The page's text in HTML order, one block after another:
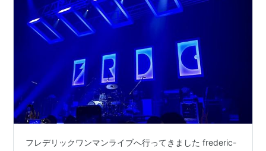
フレデリックワンマンライブへ行ってきました frederic-